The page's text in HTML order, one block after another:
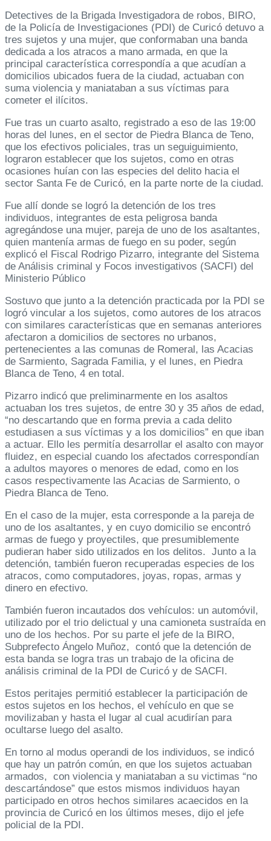
Detectives de la Brigada Investigadora de robos, BIRO,
de la Policía de Investigaciones (PDI) de Curicó detuvo a
tres sujetos y una mujer, que conformaban una banda
dedicada a los atracos a mano armada, en que la
principal característica correspondía a que acudían a
domicilios ubicados fuera de la ciudad, actuaban con
suma violencia y maniataban a sus víctimas para
cometer el ilícitos.
Fue tras un cuarto asalto, registrado a eso de las 19:00
horas del lunes, en el sector de Piedra Blanca de Teno,
que los efectivos policiales, tras un seguiguimiento,
lograron establecer que los sujetos, como en otras
ocasiones huían con las especies del delito hacia el
sector Santa Fe de Curicó, en la parte norte de la ciudad.
Fue allí donde se logró la detención de los tres
individuos, integrantes de esta peligrosa banda
agregándose una mujer, pareja de uno de los asaltantes,
quien mantenía armas de fuego en su poder, según
explicó el Fiscal Rodrigo Pizarro, integrante del Sistema
de Análisis criminal y Focos investigativos (SACFI) del
Ministerio Público
Sostuvo que junto a la detención practicada por la PDI se
logró vincular a los sujetos, como autores de los atracos
con similares características que en semanas anteriores
afectaron a domicilios de sectores no urbanos,
pertenecientes a las comunas de Romeral, las Acacias
de Sarmiento, Sagrada Familia, y el lunes, en Piedra
Blanca de Teno, 4 en total.
Pizarro indicó que preliminarmente en los asaltos
actuaban los tres sujetos, de entre 30 y 35 años de edad,
“no descartando que en forma previa a cada delito
estudiasen a sus víctimas y a los domicilios” en que iban
a actuar. Ello les permitía desarrollar el asalto con mayor
fluidez, en especial cuando los afectados correspondían
a adultos mayores o menores de edad, como en los
casos respectivamente las Acacias de Sarmiento, o
Piedra Blanca de Teno.
En el caso de la mujer, esta corresponde a la pareja de
uno de los asaltantes, y en cuyo domicilio se encontró
armas de fuego y proyectiles, que presumiblemente
pudieran haber sido utilizados en los delitos. Junto a la
detención, también fueron recuperadas especies de los
atracos, como computadores, joyas, ropas, armas y
dinero en efectivo.
También fueron incautados dos vehículos: un automóvil,
utilizado por el trio delictual y una camioneta sustraída en
uno de los hechos. Por su parte el jefe de la BIRO,
Subprefecto Ángelo Muñoz, contó que la detención de
esta banda se logra tras un trabajo de la oficina de
análisis criminal de la PDI de Curicó y de SACFI.
Estos peritajes permitió establecer la participación de
estos sujetos en los hechos, el vehículo en que se
movilizaban y hasta el lugar al cual acudirían para
ocultarse luego del asalto.
En torno al modus operandi de los individuos, se indicó
que hay un patrón común, en que los sujetos actuaban
armados, con violencia y maniataban a su victimas “no
descartándose” que estos mismos individuos hayan
participado en otros hechos similares acaecidos en la
provincia de Curicó en los últimos meses, dijo el jefe
policial de la PDI.